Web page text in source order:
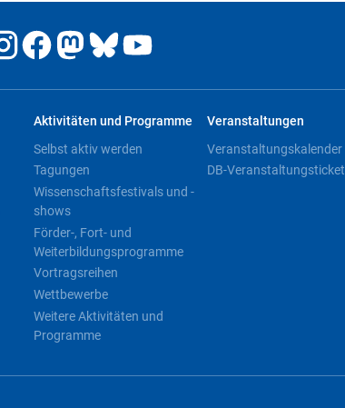
Aktivitäten und Programme
Selbst aktiv werden
Tagungen
Wissenschaftsfestivals und -
shows
Förder-, Fort- und
Weiterbildungsprogramme
Vortragsreihen
Wettbewerbe
Weitere Aktivitäten und
Programme
Veranstaltungen
Veranstaltungskalender
DB-Veranstaltungsticket